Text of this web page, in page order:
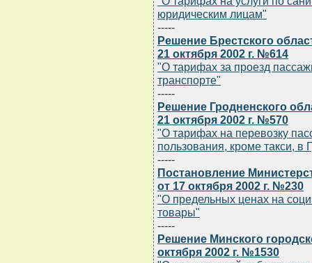
юридическим лицам"
-----
Решение Брестского
21 октября 2002 г. №614
"О тарифах за проезд
транспорте"
-----
Решение Гродненского
21 октября 2002 г. №570
"О тарифах на перевозку
пользования, кроме такси, в
-----
Постановление
от 17 октября 2002 г. №230
"О предельных ценах на
товары"
-----
Решение Минского
октября 2002 г. №1530